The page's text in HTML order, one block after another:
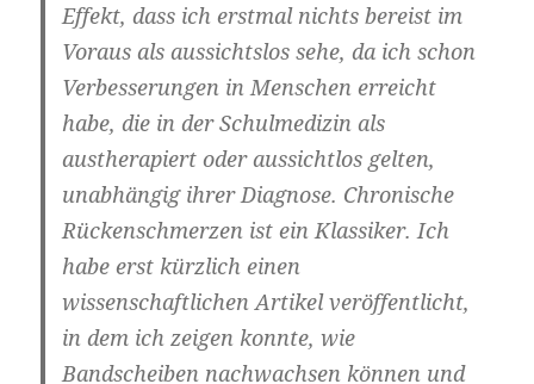
Effekt, dass ich erstmal nichts bereist im
Voraus als aussichtslos sehe, da ich schon
Verbesserungen in Menschen erreicht
habe, die in der Schulmedizin als
austherapiert oder aussichtlos gelten,
unabhängig ihrer Diagnose. Chronische
Rückenschmerzen ist ein Klassiker. Ich
habe erst kürzlich einen
wissenschaftlichen Artikel veröffentlicht,
in dem ich zeigen konnte, wie
Bandscheiben nachwachsen können und